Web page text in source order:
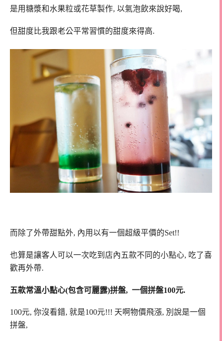
是用糖漿和水果粒或花草製作, 以氣泡飲來說好喝,
但甜度比我跟老公平常習慣的甜度來得高.
而除了外帶甜點外, 內用以有一個超級平價的Set!!
也算是讓客人可以一次吃到店內五款不同的小點心, 吃了喜
歡再外帶.
五款常溫小點心(包含可麗露)拼盤, 一個拼盤100元.
100元, 你沒看錯, 就是100元!!! 天啊物價飛漲, 別說是一個
拼盤,